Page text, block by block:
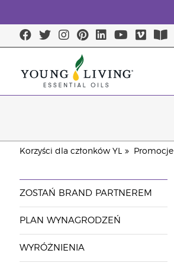
Korzyści dla członków YL Promocje
ZOSTAŃ BRAND PARTNEREM
PLAN WYNAGRODZEŃ
WYRÓŻNIENIA